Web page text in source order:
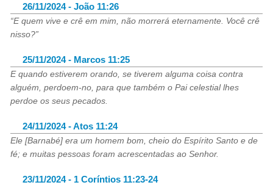
26/11/2024 - João 11:26
“E quem vive e crê em mim, não morrerá eternamente. Você crê
nisso?”
25/11/2024 - Marcos 11:25
E quando estiverem orando, se tiverem alguma coisa contra
alguém, perdoem-no, para que também o Pai celestial lhes
perdoe os seus pecados.
24/11/2024 - Atos 11:24
Ele [Barnabé] era um homem bom, cheio do Espírito Santo e de
fé; e muitas pessoas foram acrescentadas ao Senhor.
23/11/2024 - 1 Coríntios 11:23-24